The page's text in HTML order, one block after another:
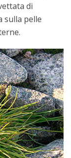
di
sulla pelle